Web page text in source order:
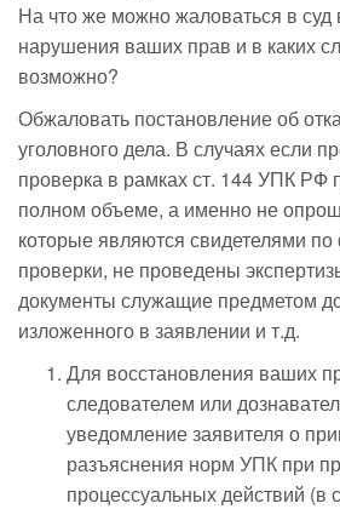
На что же можно жаловаться в суд
нарушения ваших прав и в каких
возможно?
Обжаловать постановление об
уголовного дела. В случаях если
проверка в рамках ст. 144 УПК РФ
полном объеме, а именно не
которые являются свидетелями
проверки, не проведены
документы служащие предметом
изложенного в заявлении и т.д.
Для восстановления ваших
следователем или
уведомление заявителя о
разъяснения норм УПК при
процессуальных действий (в